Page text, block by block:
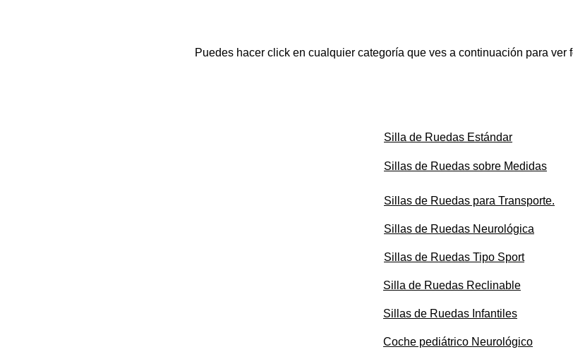
Puedes hacer click en cualquier categoría que ves a continuación para ver
Silla de Ruedas Estándar
Sillas de Ruedas sobre Medidas
Sillas de Ruedas para Transporte.
Sillas de Ruedas Neurológica
Sillas de Ruedas Tipo Sport
Silla de Ruedas Reclinable
Sillas de Ruedas Infantiles
Coche pediátrico Neurológico